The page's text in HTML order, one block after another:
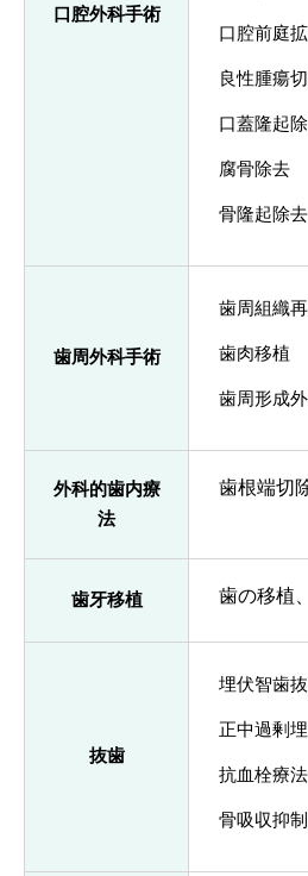
口腔外科手術
口腔前庭
良性腫瘍
口蓋隆起
腐骨除去
骨隆起除去
歯周外科手術
歯周組織
歯肉移植
歯周形成
外科的歯内療
法
歯根端切
歯牙移植 歯の移植
抜歯
埋伏智歯
正中過剰
抗血栓療
骨吸収抑